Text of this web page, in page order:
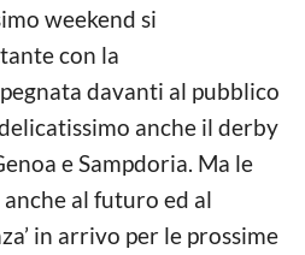
weekend si
con la
davanti al pubblico
anche il derby
e Sampdoria. Ma le
al futuro ed al
in arrivo per le prossime